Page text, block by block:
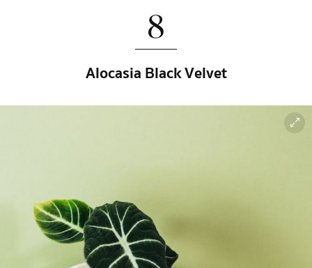
8
Alocasia Black Velvet